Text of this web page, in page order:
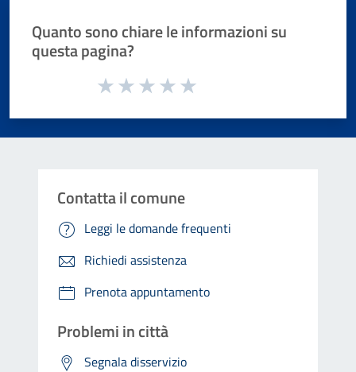
Quanto sono chiare le informazioni su
questa pagina?
Valuta da 1 a 5 stelle la pagina
Contatta il comune
Leggi le domande frequenti
Richiedi assistenza
Prenota appuntamento
Problemi in città
Segnala disservizio